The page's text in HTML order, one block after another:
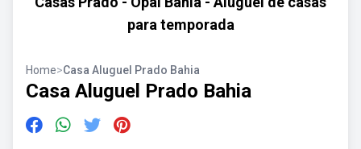
para temporada
Home>Casa Aluguel Prado Bahia
Casa Aluguel Prado Bahia